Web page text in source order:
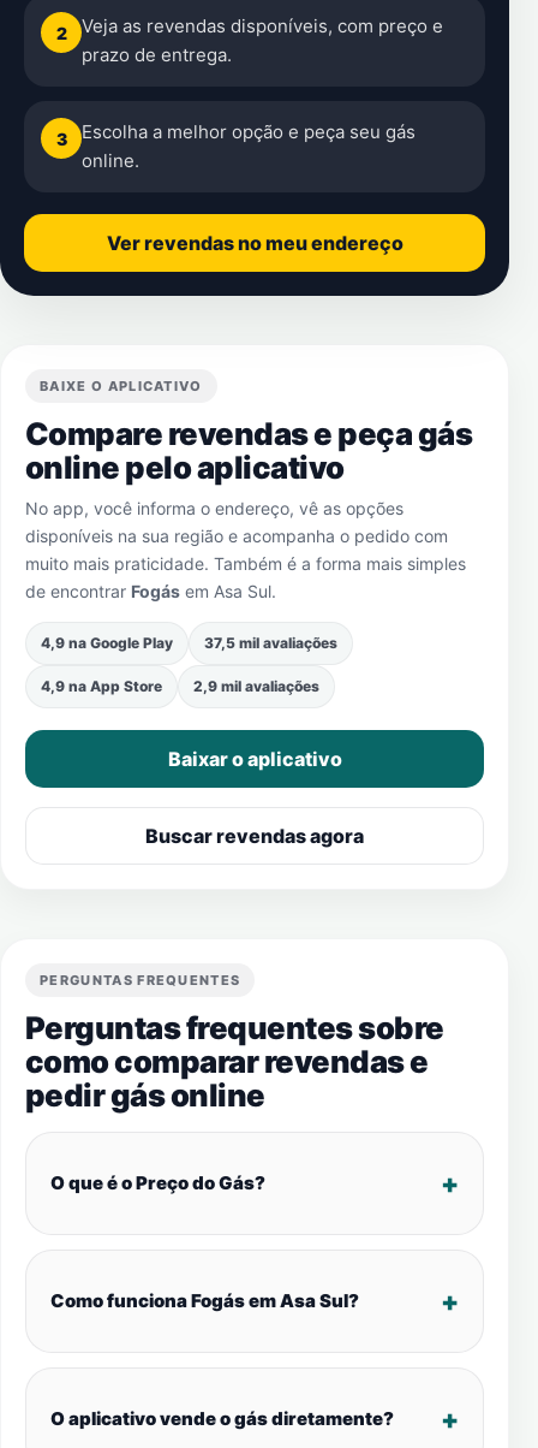
2
Veja as revendas disponíveis, com preço e
prazo de entrega.
3
Escolha a melhor opção e peça seu gás
online.
Ver revendas no meu endereço
BAIXE O APLICATIVO
Compare revendas e peça gás
online pelo aplicativo
No app, você informa o endereço, vê as opções
disponíveis na sua região e acompanha o pedido com
muito mais praticidade. Também é a forma mais simples
de encontrar Fogás em Asa Sul.
4,9 na Google Play 37,5 mil avaliações
4,9 na App Store 2,9 mil avaliações
Baixar o aplicativo
Buscar revendas agora
PERGUNTAS FREQUENTES
Perguntas frequentes sobre
como comparar revendas e
pedir gás online
O que é o Preço do Gás?
Como funciona Fogás em Asa Sul?
O aplicativo vende o gás diretamente?